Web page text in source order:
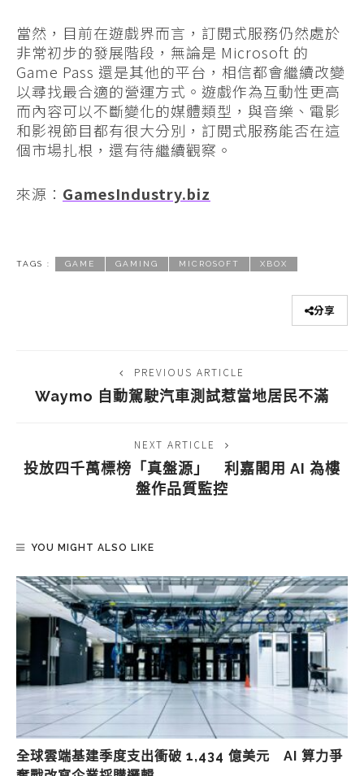
當然，目前在遊戲界而言，訂閱式服務仍然處於
非常初步的發展階段，無論是 Microsoft 的
Game Pass 還是其他的平台，相信都會繼續改變
以尋找最合適的營運方式。遊戲作為互動性更高
而內容可以不斷變化的媒體類型，與音樂、電影
和影視節目都有很大分別，訂閱式服務能否在這
個市場扎根，還有待繼續觀察。
來源： GamesIndustry.biz
TAGS : GAME GAMING MICROSOFT XBOX
分享
PREVIOUS ARTICLE
Waymo 自動駕駛汽車測試惹當地居民不滿
NEXT ARTICLE
投放四千萬標榜「真盤源」 利嘉閣用 AI 為樓
盤作品質監控
YOU MIGHT ALSO LIKE
全球雲端基建季度支出衝破 1,434 億美元 AI 算力爭